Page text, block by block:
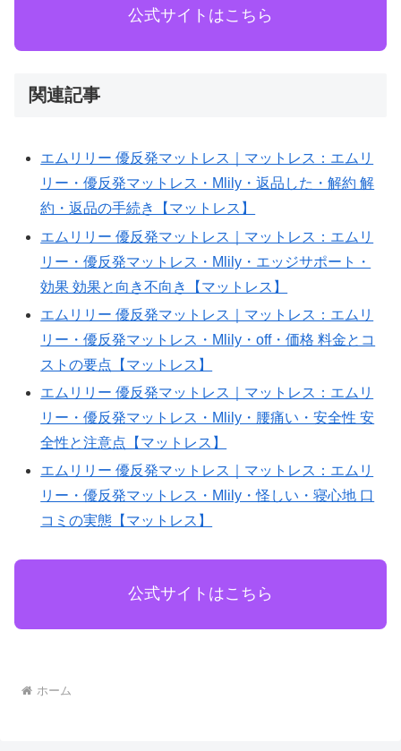
model=gpt-
mini;
12T09:34:00Z;
slug=emuriri-
you-
famattoresu-
cancel-
05aea8
公式サイトはこちら
関連記事
エムリリー 優反発マットレス｜マットレス：エムリ
リー・優反発マットレス・Mlily・返品した・解約 解
約・返品の手続き【マットレス】
エムリリー 優反発マットレス｜マットレス：エムリ
リー・優反発マットレス・Mlily・エッジサポート・
効果 効果と向き不向き【マットレス】
エムリリー 優反発マットレス｜マットレス：エムリ
リー・優反発マットレス・Mlily・off・価格 料金とコ
ストの要点【マットレス】
エムリリー 優反発マットレス｜マットレス：エムリ
リー・優反発マットレス・Mlily・腰痛い・安全性 安
全性と注意点【マットレス】
エムリリー 優反発マットレス｜マットレス：エムリ
リー・優反発マットレス・Mlily・怪しい・寝心地 口
コミの実態【マットレス】
公式サイトはこちら
ホーム